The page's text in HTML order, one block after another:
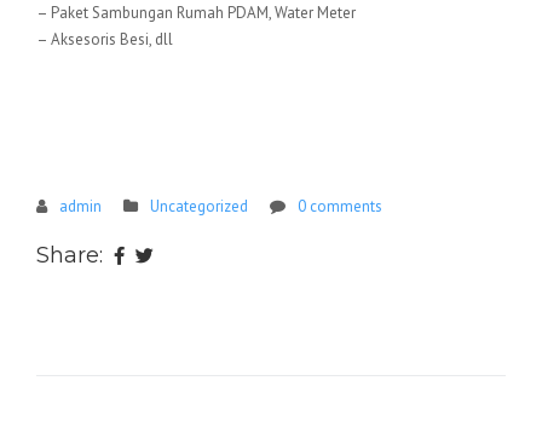
– Paket Sambungan Rumah PDAM, Water Meter
– Aksesoris Besi, dll
admin Uncategorized 0 comments
Share: